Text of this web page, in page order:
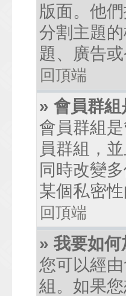
版面。他
分割主題
題、廣告或
回頂端
» 會員群組
會員群組
員群組，
同時改變
某個私密性
回頂端
» 我要如
您可以經
組。如果